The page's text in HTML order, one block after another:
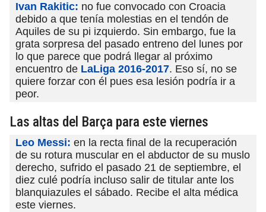
Ivan Rakitic: no fue convocado con Croacia
debido a que tenía molestias en el tendón de
Aquiles de su pi izquierdo. Sin embargo, fue la
grata sorpresa del pasado entreno del lunes por
lo que parece que podrá llegar al próximo
encuentro de LaLiga 2016-2017. Eso sí, no se
quiere forzar con él pues esa lesión podría ir a
peor.
Las altas del Barça para este viernes
Leo Messi: en la recta final de la recuperación
de su rotura muscular en el abductor de su muslo
derecho, sufrido el pasado 21 de septiembre, el
diez culé podría incluso salir de titular ante los
blanquiazules el sábado. Recibe el alta médica
este viernes.